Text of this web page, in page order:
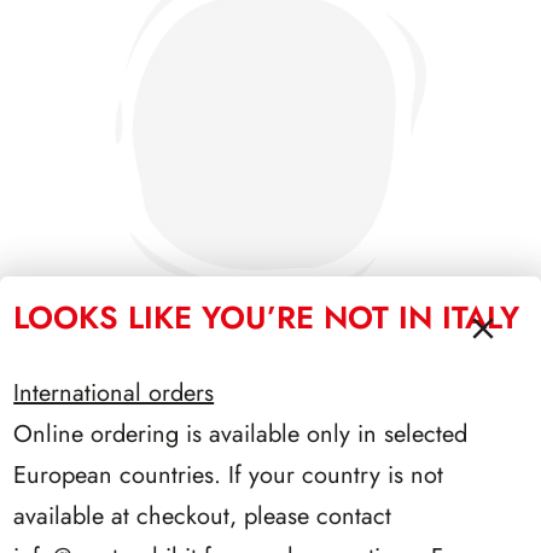
LOOKS LIKE YOU’RE NOT IN ITALY
International orders
Online ordering is available only in selected
European countries. If your country is not
available at checkout, please contact